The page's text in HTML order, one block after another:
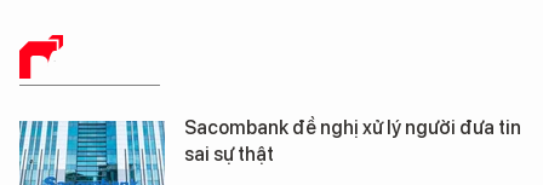
BÁO CHÍ SỐ
Sacombank đề nghị xử lý người đưa tin
sai sự thật